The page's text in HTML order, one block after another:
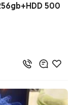
500